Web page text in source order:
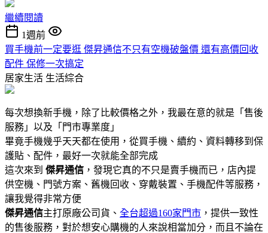
繼續閱讀
1週前
買手機前一定要逛 傑昇通信不只有空機破盤價 還有高價回收
配件 保修一次搞定
居家生活 生活綜合
每次想換新手機，除了比較價格之外，我最在意的就是「售後
服務」以及「門市專業度」
畢竟手機幾乎天天都在使用，從買手機、續約、資料轉移到保
護貼、配件，最好一次就能全部完成
這次來到 傑昇通信 ，發現它真的不只是賣手機而已，店內提
供空機、門號方案、舊機回收、穿戴裝置、手機配件等服務，
讓我覺得非常方便
傑昇通信主打原廠公司貨、 全台超過160家門市 ，提供一致性
的售後服務，對於想安心購機的人來說相當加分，而且不論在